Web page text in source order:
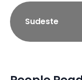
Sudeste